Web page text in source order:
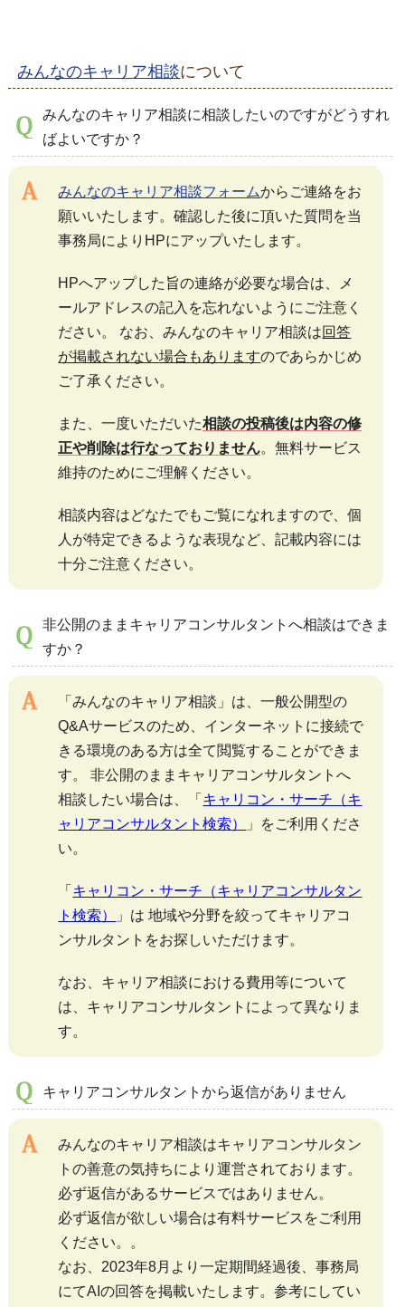
みんなのキャリア相談について
みんなのキャリア相談に相談したいのですがどうすれ
ばよいですか？
みんなのキャリア相談フォームからご連絡をお
願いいたします。確認した後に頂いた質問を当
事務局によりHPにアップいたします。
HPへアップした旨の連絡が必要な場合は、メ
ールアドレスの記入を忘れないようにご注意く
ださい。 なお、みんなのキャリア相談は回答
が掲載されない場合もありますのであらかじめ
ご了承ください。
また、一度いただいた相談の投稿後は内容の修
正や削除は行なっておりません。無料サービス
維持のためにご理解ください。
相談内容はどなたでもご覧になれますので、個
人が特定できるような表現など、記載内容には
十分ご注意ください。
非公開のままキャリアコンサルタントへ相談はできま
すか？
「みんなのキャリア相談」は、一般公開型の
Q&Aサービスのため、インターネットに接続で
きる環境のある方は全て閲覧することができま
す。 非公開のままキャリアコンサルタントへ
相談したい場合は、「 キャリコン・サーチ（キ
ャリアコンサルタント検索）
」をご利用くださ
い。
「 キャリコン・サーチ（キャリアコンサルタン
ト検索）
」は 地域や分野を絞ってキャリアコ
ンサルタントをお探しいただけます。
なお、キャリア相談における費用等について
は、キャリアコンサルタントによって異なりま
す。
キャリアコンサルタントから返信がありません
みんなのキャリア相談はキャリアコンサルタン
トの善意の気持ちにより運営されております。
必ず返信があるサービスではありません。
必ず返信が欲しい場合は有料サービスをご利用
ください。。
なお、2023年8月より一定期間経過後、事務局
にてAIの回答を掲載いたします。参考にしてい